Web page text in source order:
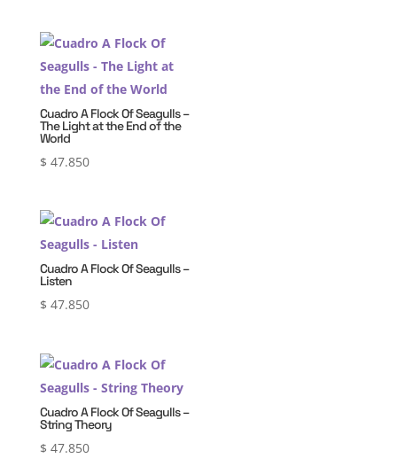
Cuadro A Flock Of Seagulls –
The Light at the End of the
World
$ 47.850
Cuadro A Flock Of Seagulls –
Listen
$ 47.850
Cuadro A Flock Of Seagulls –
String Theory
$ 47.850